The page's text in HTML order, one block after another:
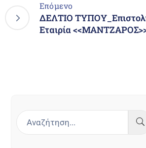
Επόμενο
ΔΕΛΤΙΟ
Εταιρία